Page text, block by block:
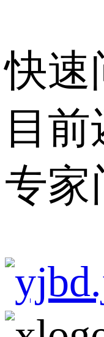
快速
目
专家